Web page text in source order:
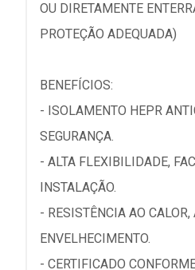
OU DIRETAMENTE
PROTEÇÃO ADEQUADA)
BENEFÍCIOS:
- ISOLAMENTO HEPR
SEGURANÇA.
- ALTA FLEXIBILIDADE,
INSTALAÇÃO.
- RESISTÊNCIA AO CALOR,
ENVELHECIMENTO.
- CERTIFICADO